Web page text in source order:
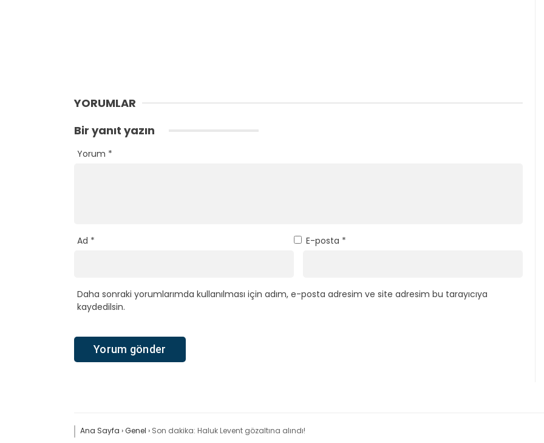
YORUMLAR
Bir yanıt yazın
Yorum *
Ad * E-posta *
Daha sonraki yorumlarımda kullanılması için adım, e-posta adresim ve site adresim bu tarayıcıya
kaydedilsin.
Ana Sayfa ›Genel › Son dakika: Haluk Levent gözaltına alındı!